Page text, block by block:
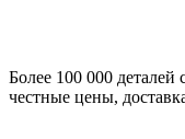
Более 100 000 деталей
честные цены,